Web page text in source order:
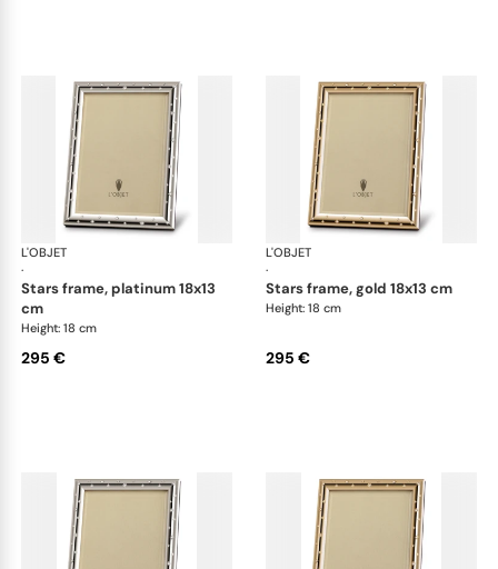
L'OBJET
·
Picture Frames
stars frame, platinum 18x13
cm
Height: 18 cm
295 €
L'OBJET
·
stars frame, gold 18x13 cm
Height: 18 cm
295 €